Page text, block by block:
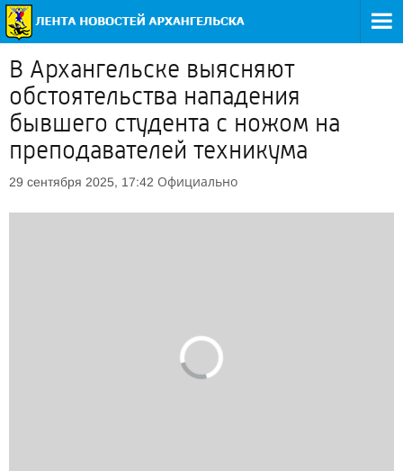
В Архангельске выясняют
обстоятельства нападения
бывшего студента с ножом на
преподавателей техникума
29 сентября 2025, 17:42 Официально